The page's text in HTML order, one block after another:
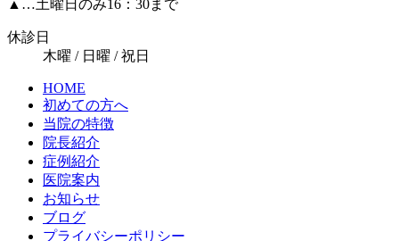
▲ …土曜日のみ16：30まで
休診日
木曜 / 日曜 / 祝日
HOME
初めての方へ
当院の特徴
院長紹介
症例紹介
医院案内
お知らせ
ブログ
プライバシーポリシー